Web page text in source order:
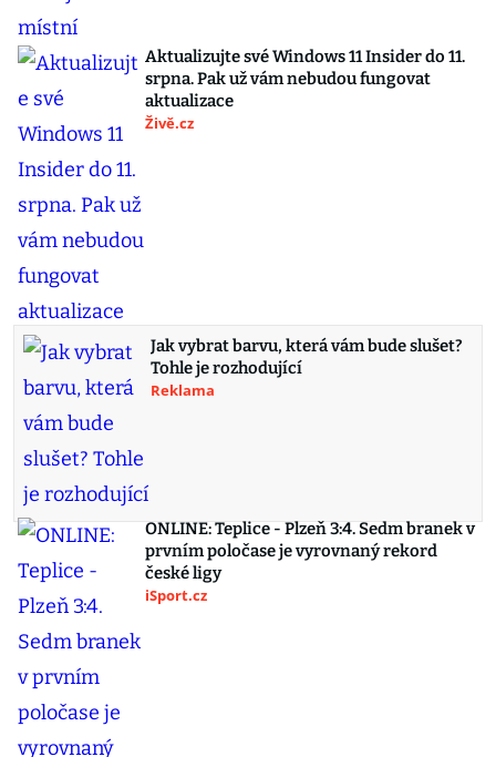
Aktualizujte své Windows 11 Insider do 11.
srpna. Pak už vám nebudou fungovat
aktualizace
Živě.cz
Jak vybrat barvu, která vám bude slušet?
Tohle je rozhodující
Reklama
ONLINE: Teplice - Plzeň 3:4. Sedm branek v
prvním poločase je vyrovnaný rekord
české ligy
iSport.cz